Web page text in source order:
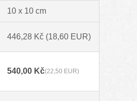
10 x 10 cm
446,28 Kč (18,60 EUR)
540,00 Kč(22,50 EUR)